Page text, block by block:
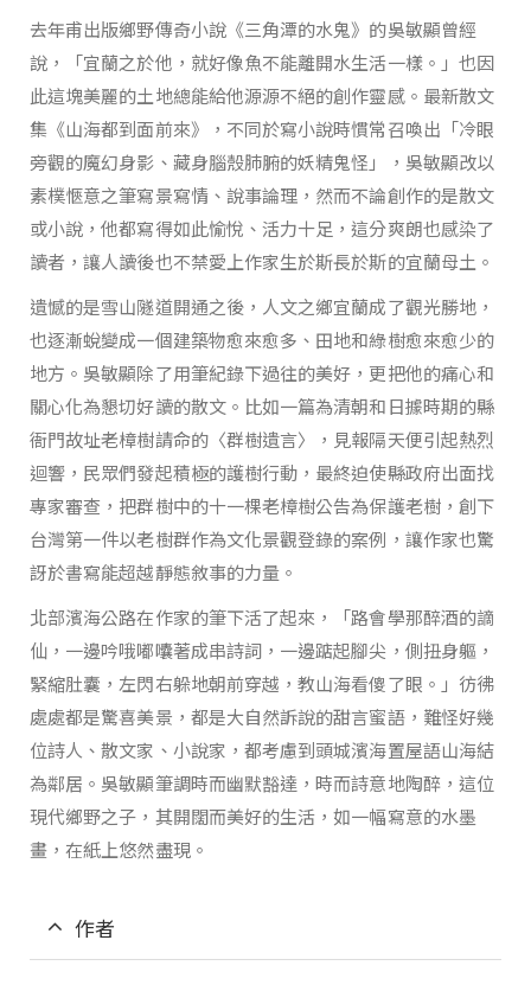
去年甫出版鄉野傳奇小說《三角潭的水鬼》的吳敏顯曾經
說，「宜蘭之於他，就好像魚不能離開水生活一樣。」也因
此這塊美麗的土地總能給他源源不絕的創作靈感。最新散文
集《山海都到面前來》，不同於寫小說時慣常召喚出「冷眼
旁觀的魔幻身影、藏身腦殼肺腑的妖精鬼怪」，吳敏顯改以
素樸愜意之筆寫景寫情、說事論理，然而不論創作的是散文
或小說，他都寫得如此愉悅、活力十足，這分爽朗也感染了
讀者，讓人讀後也不禁愛上作家生於斯長於斯的宜蘭母土。
遺憾的是雪山隧道開通之後，人文之鄉宜蘭成了觀光勝地，
也逐漸蛻變成一個建築物愈來愈多、田地和綠樹愈來愈少的
地方。吳敏顯除了用筆紀錄下過往的美好，更把他的痛心和
關心化為懇切好讀的散文。比如一篇為清朝和日據時期的縣
衙門故址老樟樹請命的〈群樹遺言〉，見報隔天便引起熱烈
迴響，民眾們發起積極的護樹行動，最終迫使縣政府出面找
專家審查，把群樹中的十一棵老樟樹公告為保護老樹，創下
台灣第一件以老樹群作為文化景觀登錄的案例，讓作家也驚
訝於書寫能超越靜態敘事的力量。
北部濱海公路在作家的筆下活了起來，「路會學那醉酒的謫
仙，一邊吟哦嘟囔著成串詩詞，一邊踮起腳尖，側扭身軀，
緊縮肚囊，左閃右躲地朝前穿越，教山海看傻了眼。」彷彿
處處都是驚喜美景，都是大自然訴說的甜言蜜語，難怪好幾
位詩人、散文家、小說家，都考慮到頭城濱海置屋語山海結
為鄰居。吳敏顯筆調時而幽默豁達，時而詩意地陶醉，這位
現代鄉野之子，其開闊而美好的生活，如一幅寫意的水墨
畫，在紙上悠然盡現。
作者